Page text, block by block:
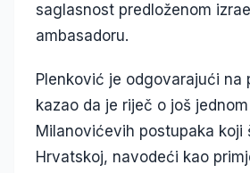
saglasnost predloženom
ambasadoru.
Plenković je odgovarajući na
kazao da je riječ o još
Milanovićevih postupaka koji
Hrvatskoj, navodeći kao